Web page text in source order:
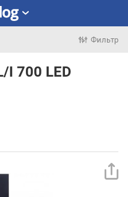
Фильтр
I 700 LED